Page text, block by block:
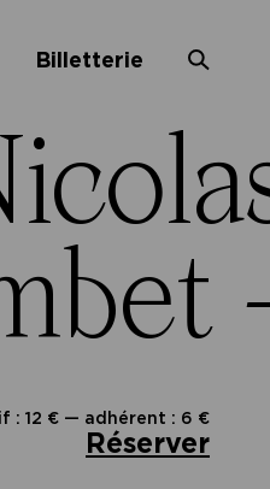
Billetterie
: 12 € — adhérent : 6 €
Réserver